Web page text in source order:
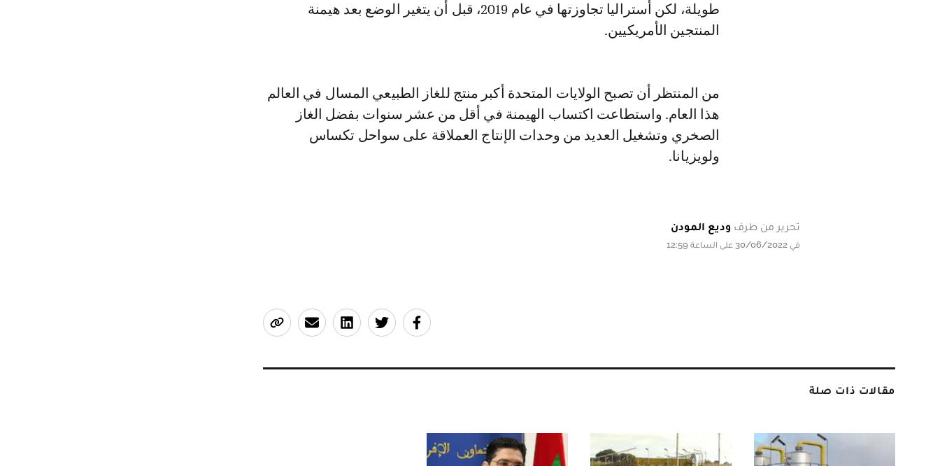
طويلة، لكن أستراليا تجاوزتها في عام 2019، قبل أن يتغير الوضع بعد هيمنة
المنتجين الأمريكيين.
من المنتظر أن تصبح الولايات المتحدة أكبر منتج للغاز الطبيعي المسال في العالم
هذا العام. واستطاعت اكتساب الهيمنة في أقل من عشر سنوات بفضل الغاز
الصخري وتشغيل العديد من وحدات الإنتاج العملاقة على سواحل تكساس
ولويزيانا.
تحرير من طرف وديع المودن
في 30/06/2022 على الساعة 12:59
مقالات ذات صلة